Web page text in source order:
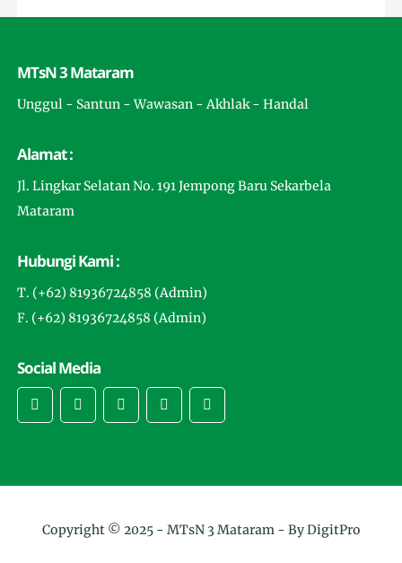
MTsN 3 Mataram
Unggul - Santun - Wawasan - Akhlak - Handal
Alamat :
Jl. Lingkar Selatan No. 191 Jempong Baru Sekarbela
Mataram
Hubungi Kami :
T. (+62) 81936724858 (Admin)
F. (+62) 81936724858 (Admin)
Social Media
Copyright © 2025 - MTsN 3 Mataram- By DigitPro